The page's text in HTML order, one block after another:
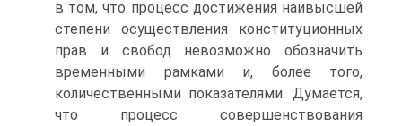
в том, что процесс достижения наивысшей
степени осуществления конституционных
прав и свобод невозможно обозначить
временными рамками и, более того,
количественными показателями. Думается,
что процесс совершенствования